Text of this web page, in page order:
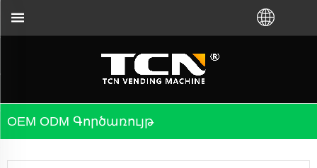
OEM ODM Գործառույթ